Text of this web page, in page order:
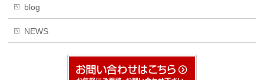
blog
NEWS